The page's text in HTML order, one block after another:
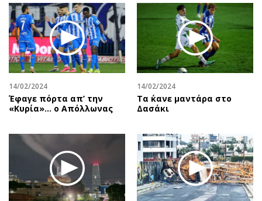
14/02/2024
Έφαγε πόρτα απ’ την
«Κυρία»… ο Απόλλωνας
14/02/2024
Τα ΄κανε μαντάρα στο
Δασάκι